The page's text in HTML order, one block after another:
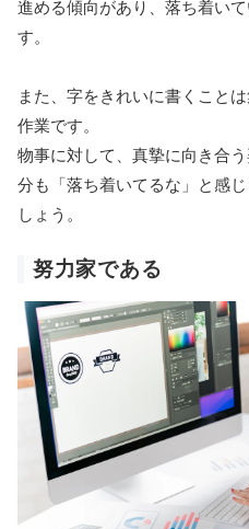
進める傾向があり、落ち着い
す。
また、字をきれいに書くこと
作業です。
物事に対して、真摯に向き合
分も「落ち着いてるな」と感
しょう。
努力家である